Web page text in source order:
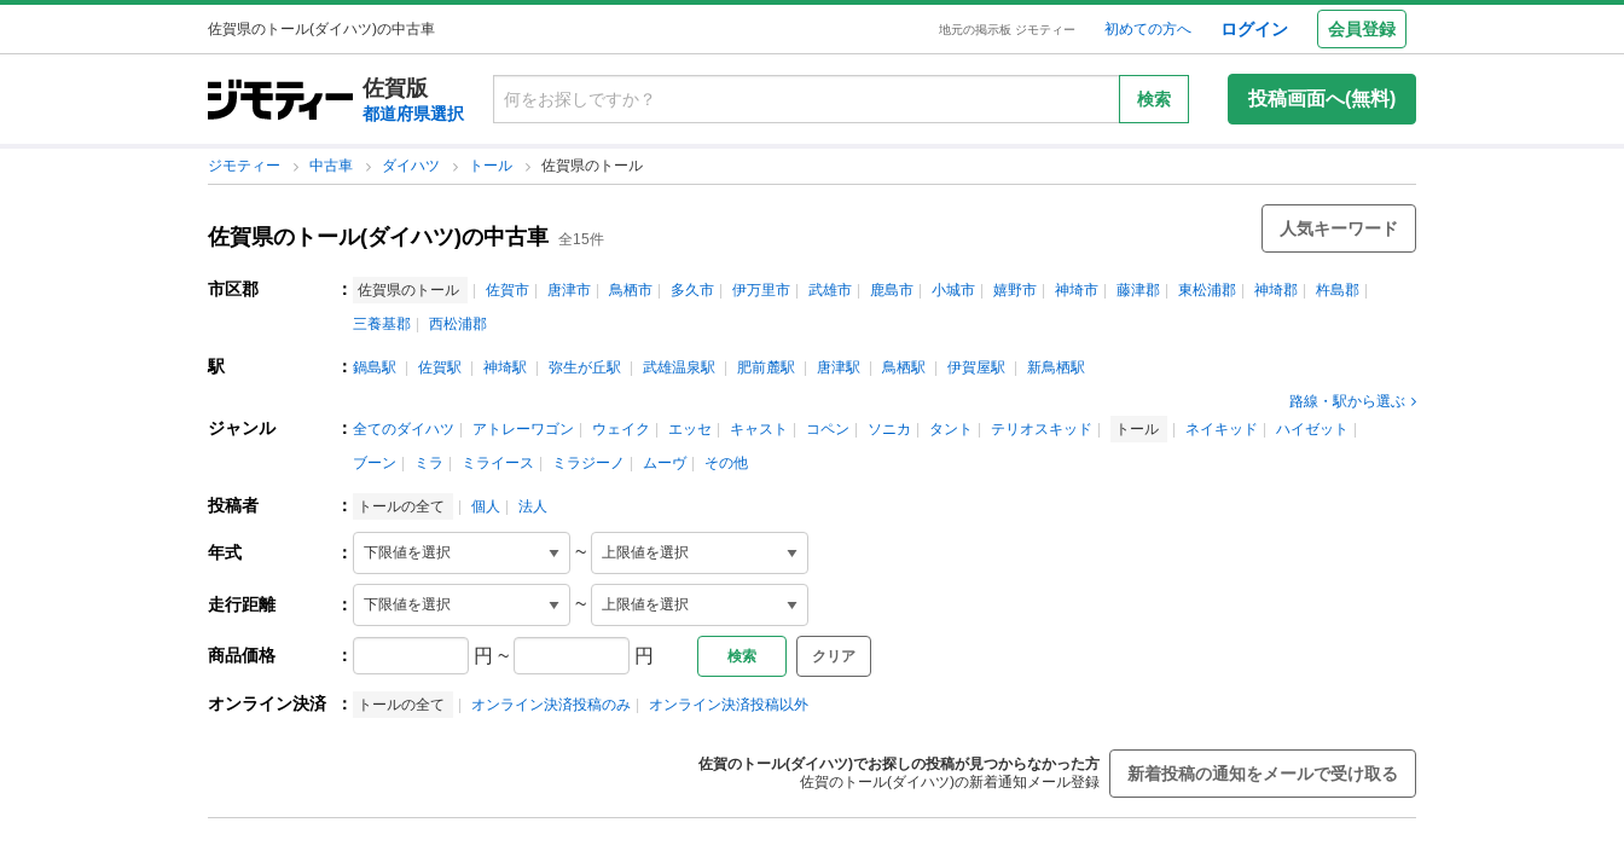
佐賀県のトール(ダイハツ)の中古車 地元の掲示板 ジモティー 初めての方へ ログイン 会員登録
佐賀版
都道府県選択
検索 投稿画面へ(無料)
ジモティー 中古車 ダイハツ トール 佐賀県のトール
佐賀県のトール(ダイハツ)の中古車 全15件
人気キーワード
市区郡 ： 佐賀県のトール 佐賀市 唐津市 鳥栖市 多久市 伊万里市 武雄市 鹿島市 小城市 嬉野市 神埼市 藤津郡 東松浦郡 神埼郡
杵島郡
三養基郡
西松浦郡
駅 ： 鍋島駅 佐賀駅 神埼駅 弥生が丘駅 武雄温泉駅 肥前麓駅 唐津駅 鳥栖駅 伊賀屋駅
新鳥栖駅
路線・駅から選ぶ
ジャンル ： 全てのダイハツ アトレーワゴン ウェイク エッセ キャスト コペン ソニカ タント テリオスキッド トール ネイキッド
ハイゼット
ブーン
ミラ ミライース ミラジーノ ムーヴ その他
投稿者 ： トールの全て 個人 法人
年式 ： ~
走行距離 ： ~
商品価格 ： 円 ~ 円 クリア
オンライン決済 ： トールの全て オンライン決済投稿のみ オンライン決済投稿以外
佐賀のトール(ダイハツ)でお探しの投稿が見つからなかった方
佐賀のトール(ダイハツ)の新着通知メール登録
新着投稿の通知をメールで受け取る